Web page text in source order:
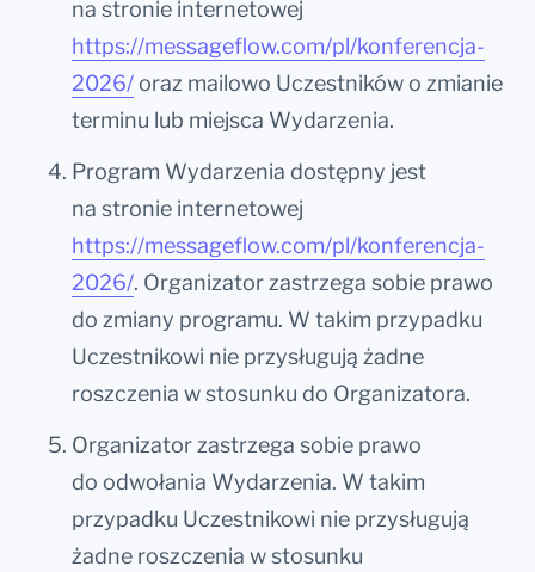
na stronie internetowej
https://messageflow.com/pl/konferencja-
2026/oraz mailowo Uczestników o zmianie
terminu lub miejsca Wydarzenia.
Program Wydarzenia dostępny jest
na stronie internetowej
https://messageflow.com/pl/konferencja-
2026/. Organizator zastrzega sobie prawo
do zmiany programu. W takim przypadku
Uczestnikowi nie przysługują żadne
roszczenia w stosunku do Organizatora.
Organizator zastrzega sobie prawo
do odwołania Wydarzenia. W takim
przypadku Uczestnikowi nie przysługują
żadne roszczenia w stosunku